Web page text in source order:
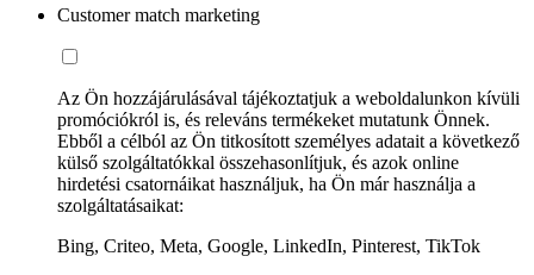
Customer match marketing
Az Ön hozzájárulásával tájékoztatjuk a weboldalunkon kívüli
promóciókról is, és releváns termékeket mutatunk Önnek.
Ebből a célból az Ön titkosított személyes adatait a következő
külső szolgáltatókkal összehasonlítjuk, és azok online
hirdetési csatornáikat használjuk, ha Ön már használja a
szolgáltatásaikat:
Bing, Criteo, Meta, Google, LinkedIn, Pinterest, TikTok